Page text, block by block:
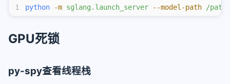
1 python -m sglang.launch_server --model-path /
GPU死锁
py-spy查看线程栈
量化-01-综述
awq